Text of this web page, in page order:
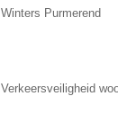
Winters Purmerend
Verkeersveiligheid